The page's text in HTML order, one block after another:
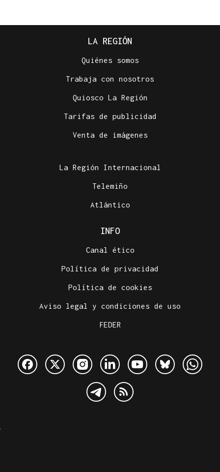
LA REGIÓN
Quiénes somos
Trabaja con nosotros
Quiosco La Región
Tarifas de publicidad
Venta de imágenes
La Región Internacional
Telemiño
Atlántico
INFO
Canal ético
Política de privacidad
Política de cookies
Aviso legal y condiciones de uso
FEDER